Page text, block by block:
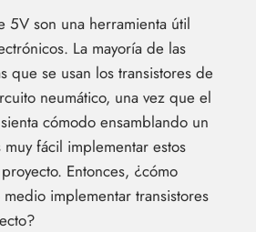
5V son una herramienta útil
La mayoría de las
que se usan los transistores de
neumático, una vez que el
cómodo ensamblando un
fácil implementar estos
Entonces, ¿cómo
implementar transistores